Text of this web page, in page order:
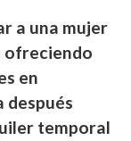
a una mujer
ofreciendo
en
después
temporal